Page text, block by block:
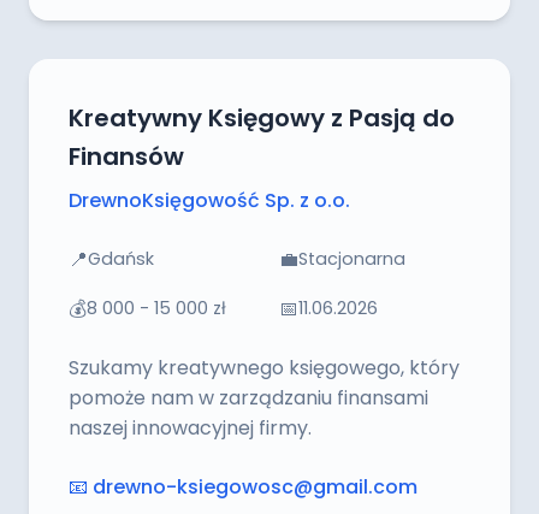
Kreatywny Księgowy z Pasją do
Finansów
DrewnoKsięgowość Sp. z o.o.
📍Gdańsk 💼Stacjonarna
💰8 000 - 15 000 zł 📅11.06.2026
Szukamy kreatywnego księgowego, który
pomoże nam w zarządzaniu finansami
naszej innowacyjnej firmy.
📧 drewno-ksiegowosc@gmail.com